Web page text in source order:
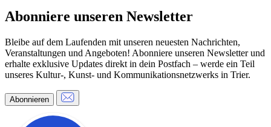
Abonniere unseren Newsletter
Bleibe auf dem Laufenden mit unseren neuesten Nachrichten,
Veranstaltungen und Angeboten! Abonniere unseren Newsletter und
erhalte exklusive Updates direkt in dein Postfach – werde ein Teil
unseres Kultur-, Kunst- und Kommunikationsnetzwerks in Trier.
Abonnieren